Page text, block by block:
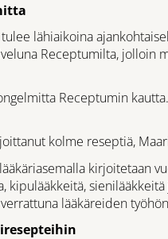
lähiaikoina
Receptumilta, jolloin
Receptumin
kolme reseptiä,
kirjoitetaan
lääkäreiden